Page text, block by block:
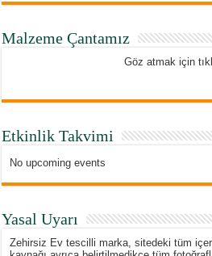
Malzeme Çantamız
Göz atmak için
Etkinlik Takvimi
No upcoming events
Yasal Uyarı
Zehirsiz Ev tescilli marka, sitedeki tüm